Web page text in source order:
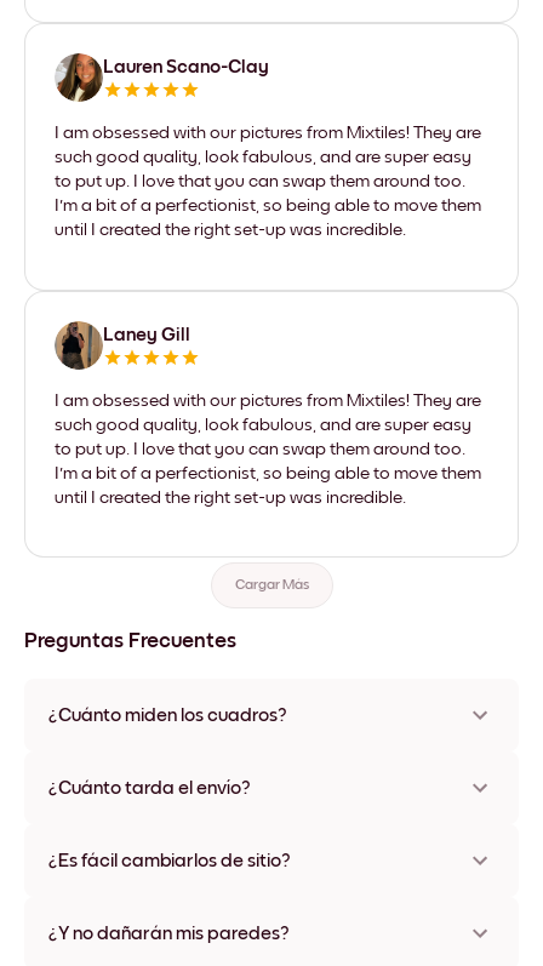
Lauren Scano-Clay
I am obsessed with our pictures from Mixtiles! They are
such good quality, look fabulous, and are super easy
to put up. I love that you can swap them around too.
I'm a bit of a perfectionist, so being able to move them
until I created the right set-up was incredible.
Laney Gill
I am obsessed with our pictures from Mixtiles! They are
such good quality, look fabulous, and are super easy
to put up. I love that you can swap them around too.
I'm a bit of a perfectionist, so being able to move them
until I created the right set-up was incredible.
Cargar Más
Preguntas Frecuentes
¿Cuánto miden los cuadros?
varios materiales y colores de marco, incluidas opciones sin
¿Cuánto tarda el envío?
disponibles en algunos países. Te enviaremos un número de
¿Es fácil cambiarlos de sitio?
ningún daño
¿Y no dañarán mis paredes?